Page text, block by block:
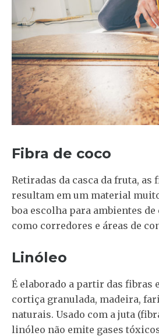
Fibra de coco
Retiradas da casca da fruta, as
resultam em um material
boa escolha para ambientes
como corredores e áreas de
Linóleo
É elaborado a partir das fibras
cortiça granulada, madeira,
naturais. Usado com a juta
linóleo não emite gases